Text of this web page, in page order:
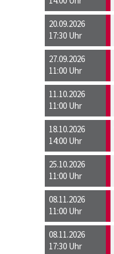
20.09.2026
17:30 Uhr
27.09.2026
11:00 Uhr
11.10.2026
11:00 Uhr
18.10.2026
14:00 Uhr
25.10.2026
11:00 Uhr
08.11.2026
11:00 Uhr
08.11.2026
17:30 Uhr